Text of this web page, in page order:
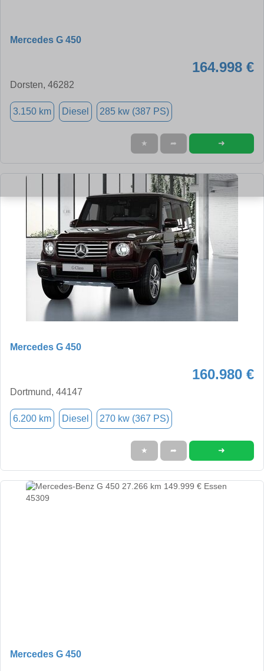
Mercedes G 450
164.998 €
Dorsten, 46282
3.150 km Diesel 285 kw (387 PS)
★ ➦ ➜
Mercedes G 450
160.980 €
Dortmund, 44147
6.200 km Diesel 270 kw (367 PS)
★ ➦ ➜
Mercedes G 450